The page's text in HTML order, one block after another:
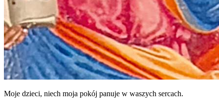
Moje dzieci, niech moja pokój panuje w waszych sercach.